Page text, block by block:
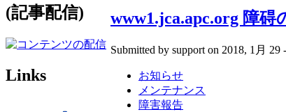
(記事配信)
Links
www1.jca.apc.org 障碍
Submitted by support on 2018, 1月 29
お知らせ
メンテナンス
障害報告